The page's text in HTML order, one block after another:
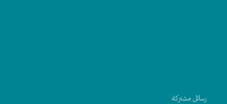
رسائل مشتركة